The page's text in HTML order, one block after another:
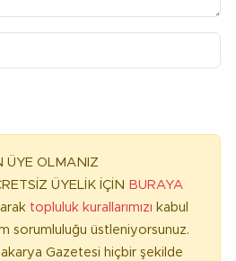
ÜYE OLMANIZ
ÜYELİK İÇİN BURAYA
topluluk kurallarımızı kabul
sorumluluğu üstleniyorsunuz.
Gazetesi hiçbir şekilde